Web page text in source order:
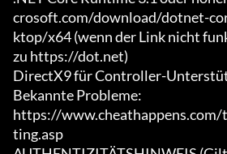
crosoft.com/download/dotnet-
ktop/x64 (wenn der Link nicht
zu https://dot.net)
DirectX9 für Controller-
Bekannte Probleme:
https://
ting.asp